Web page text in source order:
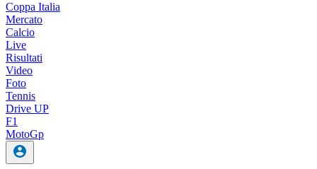
Coppa Italia
Mercato
Calcio
Live
Risultati
Video
Foto
Tennis
Drive UP
F1
MotoGp